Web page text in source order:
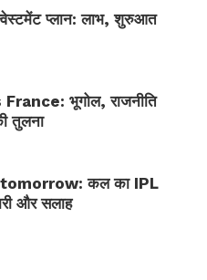
प्लान: लाभ, शुरुआत
भूगोल, राजनीति
तुलना
कल का IPL
और सलाह